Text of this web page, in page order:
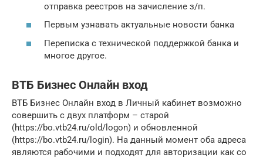
отправка реестров на зачисление з/п.
Первым узнавать актуальные новости банка
Переписка с технической поддержкой банка и
многое другое.
ВТБ Бизнес Онлайн вход
ВТБ Бизнес Онлайн вход в Личный кабинет возможно
совершить с двух платформ – старой
(https://bo.vtb24.ru/old/logon) и обновленной
(https://bo.vtb24.ru/login). На данный момент оба адреса
являются рабочими и подходят для авторизации как со